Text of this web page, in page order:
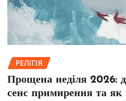
РЕЛІГІЯ
Прощена неділя 2026:
сенс примирення та